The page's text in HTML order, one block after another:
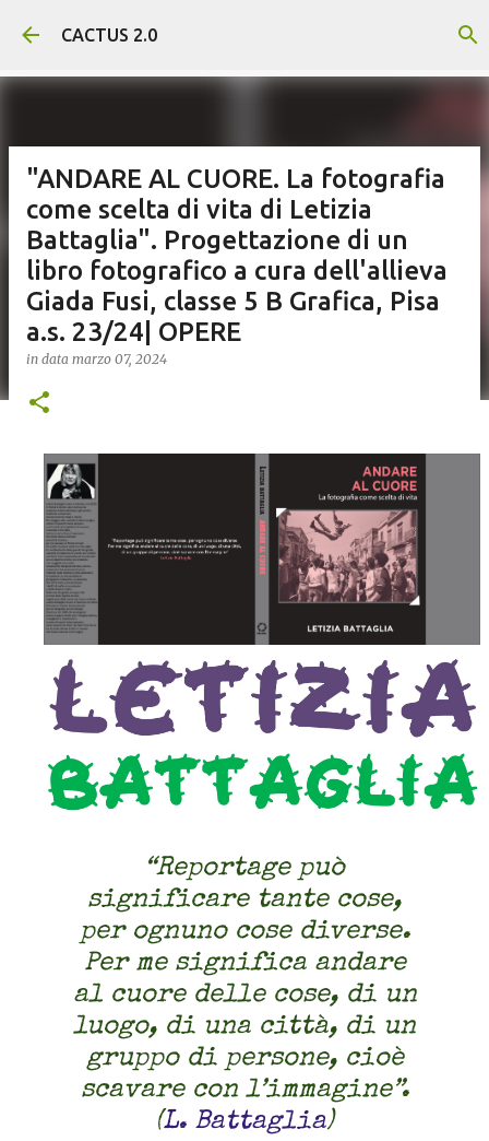
Passa ai contenuti principali
CACTUS 2.0
"ANDARE AL CUORE. La fotografia
come scelta di vita di Letizia
Battaglia". Progettazione di un
libro fotografico a cura dell'allieva
Giada Fusi, classe 5 B Grafica, Pisa
a.s. 23/24| OPERE
in data marzo 07, 2024
“Reportage può
significare tante cose,
per ognuno cose diverse.
Per me significa andare
al cuore delle cose, di un
luogo, di una città, di un
gruppo di persone, cioè
scavare con l’immagine”.
(L. Battaglia)